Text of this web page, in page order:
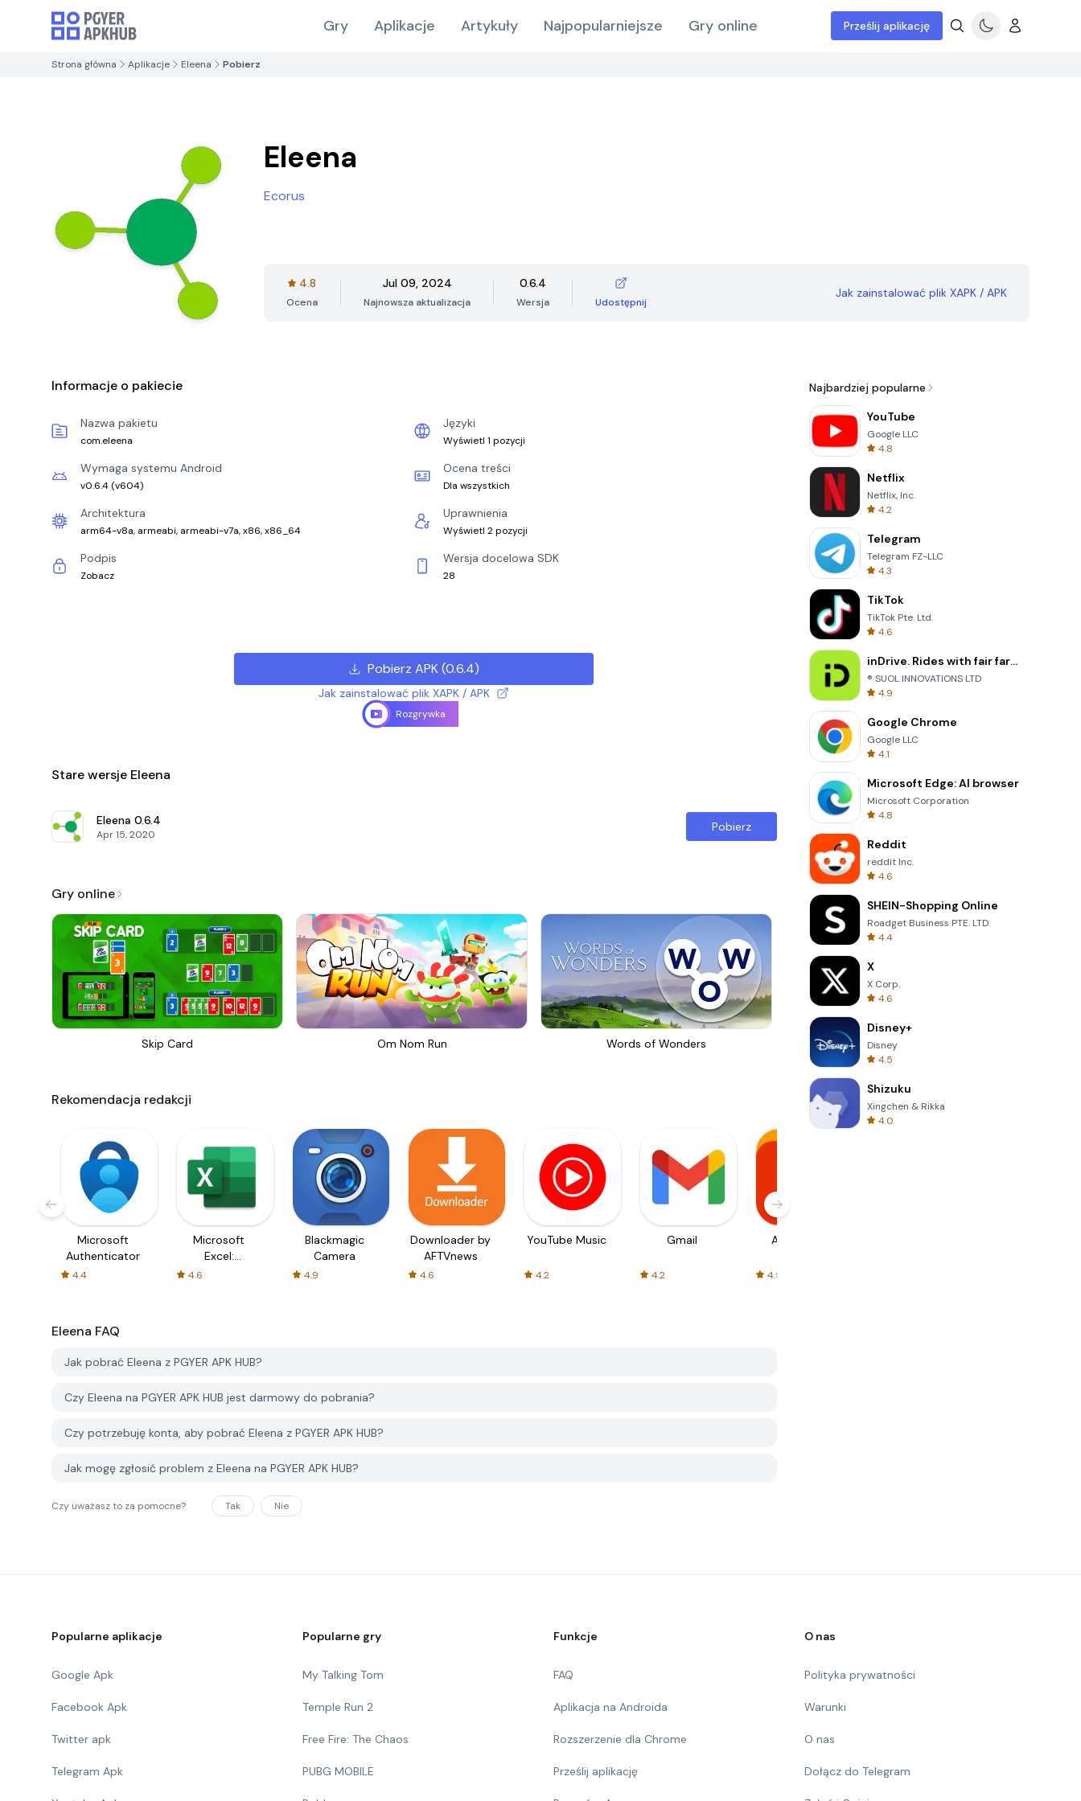
Gry Aplikacje Artykuły Najpopularniejsze Gry online Prześlij aplikację
Strona główna Aplikacje Eleena Pobierz
Eleena
Ecorus
4.8
Ocena
Jul 09, 2024
Najnowsza aktualizacja
0.6.4
Wersja Udostępnij
Jak zainstalować plik XAPK / APK
Informacje o pakiecie
Nazwa pakietu
com.eleena
Języki
Wyświetl 1 pozycji
Wymaga systemu Android
v0.6.4 (v604)
Ocena treści
Dla wszystkich
Architektura
arm64-v8a, armeabi, armeabi-v7a, x86, x86_64
Uprawnienia
Wyświetl 2 pozycji
Podpis
Zobacz
Wersja docelowa SDK
28
Pobierz APK(0.6.4)
Jak zainstalować plik XAPK / APK
Rozgrywka
Stare wersje Eleena
Eleena 0.6.4
Apr 15, 2020
Pobierz
Gry online
Skip Card Om Nom Run Words of Wonders One Stroke
Rekomendacja redakcji
Microsoft
Authenticator
4.4
Microsoft
Excel:
Spreadsheets
4.6
Blackmagic
Camera
4.9
Downloader by
AFTVnews
4.6
YouTube Music
4.2
Gmail
4.2
AliExpress
4.5
Eleena FAQ
Jak pobrać Eleena z PGYER APK HUB?
Czy Eleena na PGYER APK HUB jest darmowy do pobrania?
Czy potrzebuję konta, aby pobrać Eleena z PGYER APK HUB?
Jak mogę zgłosić problem z Eleena na PGYER APK HUB?
Czy uważasz to za pomocne? Tak Nie
Najbardziej popularne
YouTube
Google LLC
4.8
Netflix
Netflix, Inc.
4.2
Telegram
Telegram FZ-LLC
4.3
TikTok
TikTok Pte. Ltd.
4.6
inDrive. Rides with fair fares
® SUOL INNOVATIONS LTD
4.9
Google Chrome
Google LLC
4.1
Microsoft Edge: AI browser
Microsoft Corporation
4.8
Reddit
reddit Inc.
4.6
SHEIN-Shopping Online
Roadget Business PTE. LTD.
4.4
X
X Corp.
4.6
Disney+
Disney
4.5
Shizuku
Xingchen & Rikka
4.0
Popularne aplikacje
Google Apk
Facebook Apk
Twitter apk
Telegram Apk
Popularne gry
My Talking Tom
Temple Run 2
Free Fire: The Chaos
PUBG MOBILE
Funkcje
FAQ
Aplikacja na Androida
Rozszerzenie dla Chrome
Prześlij aplikację
O nas
Polityka prywatności
Warunki
O nas
Dołącz do Telegram